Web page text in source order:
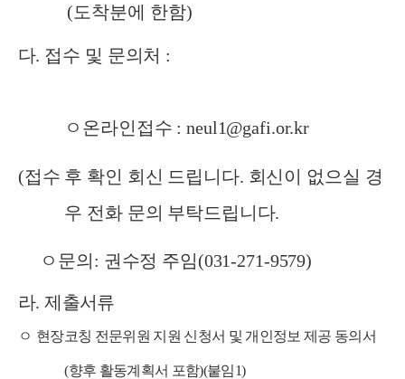
(도착분에 한함)
다. 접수 및 문의처 :
ㅇ온라인접수 : neul1@gafi.or.kr
(접수 후 확인 회신 드립니다. 회신이 없으실 경
우 전화 문의 부탁드립니다.
ㅇ​문의: 권수정 주임(031-271-9579)
라.제출서류
ㅇ 현장코칭 전문위원 지원 신청서 및 개인정보 제공 동의서
(향후 활동계획서 포함)(붙임1)